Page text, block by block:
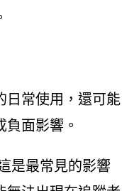
日常使用，還可能
面影響。
是最常見的影響